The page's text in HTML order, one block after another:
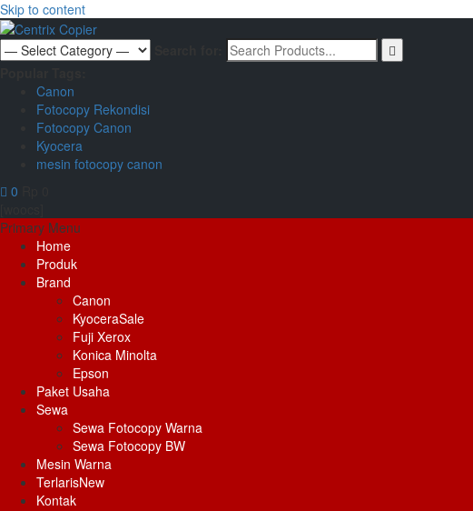
Skip to content
Canon
Fotocopy Rekondisi
Fotocopy Canon
Kyocera
mesin fotocopy canon
0
Primary Menu
Home
Produk
Brand
Canon
KyoceraSale
Fuji Xerox
Konica Minolta
Epson
Paket Usaha
Sewa
Sewa Fotocopy Warna
Sewa Fotocopy BW
Mesin Warna
TerlarisNew
Kontak